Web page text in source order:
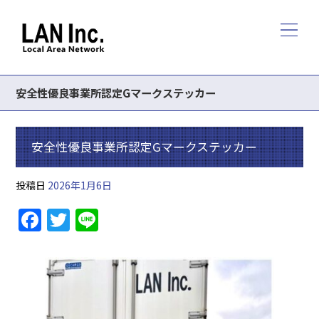
安全性優良事業所認定Gマークステッカー
安全性優良事業所認定Gマークステッカー
投稿日 2026年1月6日
F
a
c
e
b
T
w
itt e